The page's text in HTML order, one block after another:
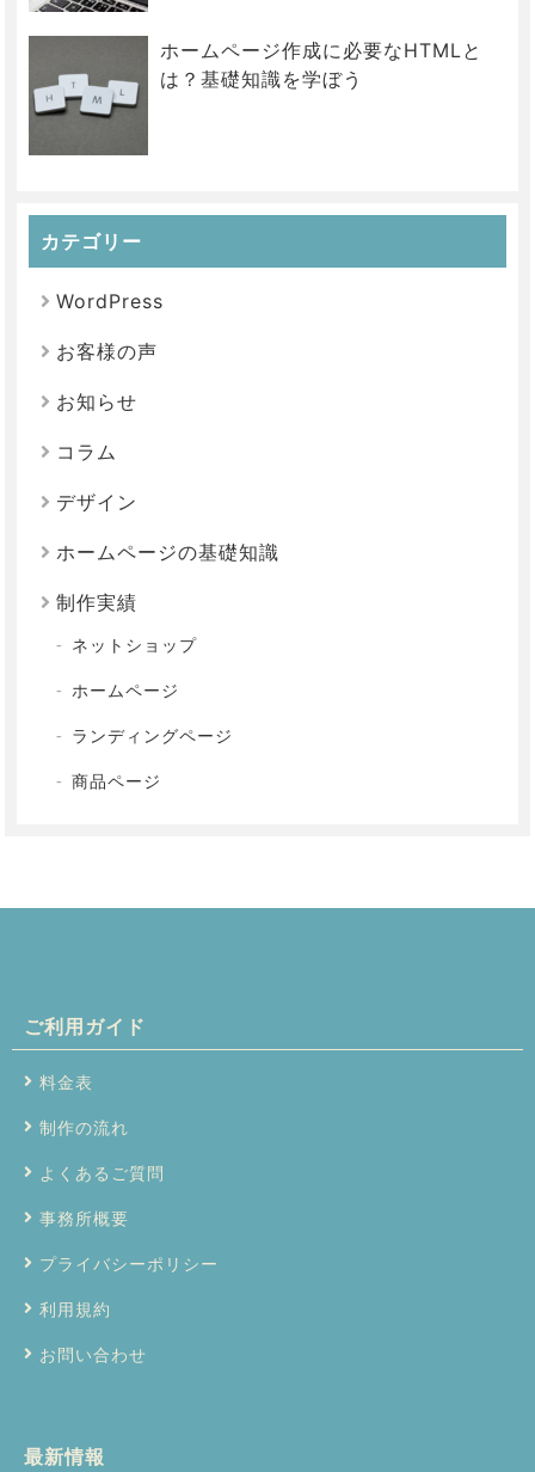
ホームページ作成に必要なHTMLと
は？基礎知識を学ぼう
カテゴリー
WordPress
お客様の声
お知らせ
コラム
デザイン
ホームページの基礎知識
制作実績
ネットショップ
ホームページ
ランディングページ
商品ページ
ご利用ガイド
料金表
制作の流れ
よくあるご質問
事務所概要
プライバシーポリシー
利用規約
お問い合わせ
最新情報